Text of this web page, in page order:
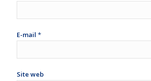
E-mail *
Site web